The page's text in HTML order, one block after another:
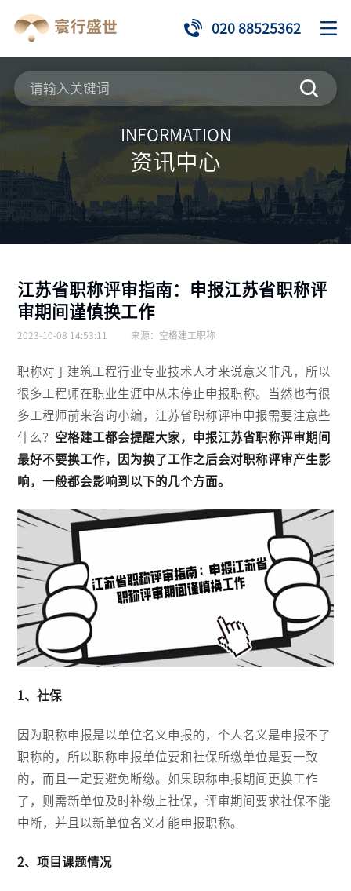
020 88525362
INFORMATION
资讯中心
江苏省职称评审指南：申报江苏省职称评
审期间谨慎换工作
2023-10-08 14:53:11 来源： 空格建工职称
职称对于建筑工程行业专业技术人才来说意义非凡，所以
很多工程师在职业生涯中从未停止申报职称。当然也有很
多工程师前来咨询小编，江苏省职称评审申报需要注意些
什么？ 空格建工都会提醒大家，申报江苏省职称评审期间
最好不要换工作，因为换了工作之后会对职称评审产生影
响，一般都会影响到以下的几个方面。
1、社保
因为职称申报是以单位名义申报的，个人名义是申报不了
职称的，所以职称申报单位要和社保所缴单位是要一致
的，而且一定要避免断缴。如果职称申报期间更换工作
了，则需新单位及时补缴上社保，评审期间要求社保不能
中断，并且以新单位名义才能申报职称。
2、项目课题情况